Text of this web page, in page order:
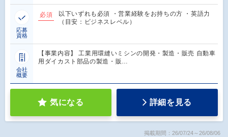
応募
資格
必須
以下いずれも必須 ・営業経験をお持ちの方 ・英語力
（目安：ビジネスレベル）
会社
概要
【事業内容】 工業用環縫いミシンの開発・製造・販売 自動車
用ダイカスト部品の製造・販…
気になる 詳細を見る
掲載期間：26/07/24～26/08/06